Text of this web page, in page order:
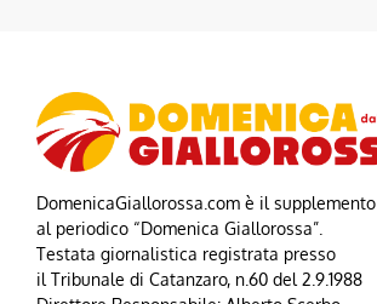
DomenicaGiallorossa.com è il supplemento
al periodico “Domenica Giallorossa”.
Testata giornalistica registrata presso
il Tribunale di Catanzaro, n.60 del 2.9.1988